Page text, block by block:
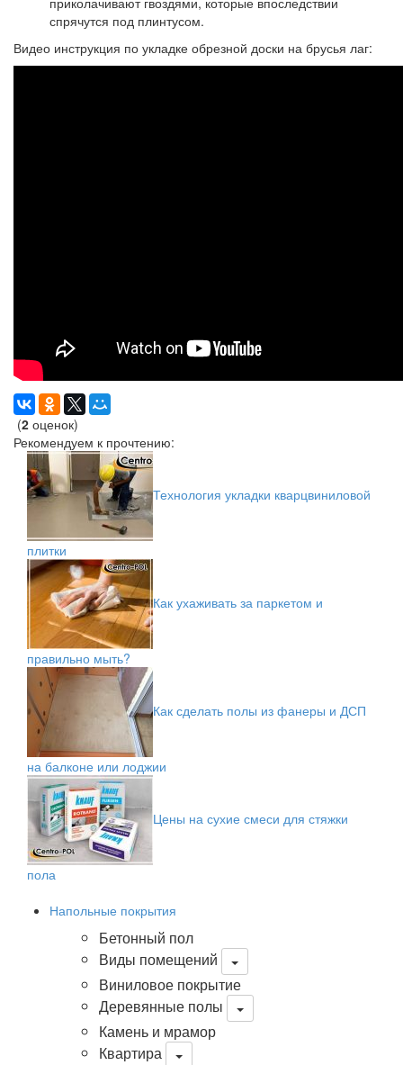
спрячутся под плинтусом.
Видео инструкция по укладке обрезной доски на брусья лаг:
(2 оценок)
Рекомендуем к прочтению:
Технология укладки кварцвиниловой
плитки
Как ухаживать за паркетом и
правильно мыть?
Как сделать полы из фанеры и ДСП
на балконе или лоджии
Цены на сухие смеси для стяжки
пола
Напольные покрытия
Бетонный пол
Виды помещений
Виниловое покрытие
Деревянные полы
Камень и мрамор
Квартира